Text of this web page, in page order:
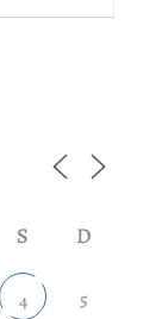
S D
4 5